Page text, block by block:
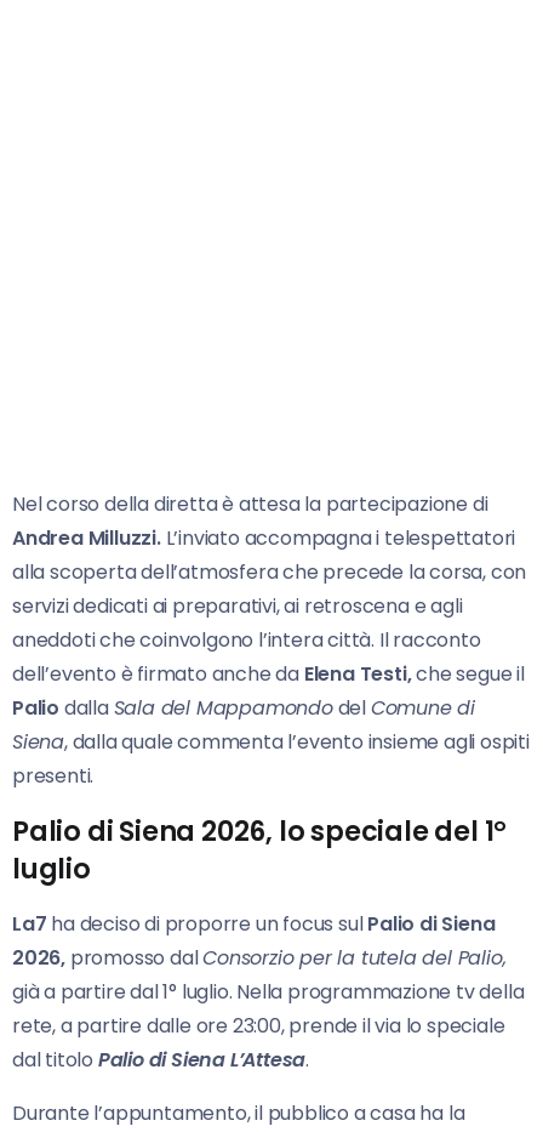
Nel corso della diretta è attesa la partecipazione di
Andrea Milluzzi.L’inviato accompagna i telespettatori
alla scoperta dell’atmosfera che precede la corsa, con
servizi dedicati ai preparativi, ai retroscena e agli
aneddoti che coinvolgono l’intera città. Il racconto
dell’evento è firmato anche da Elena Testi,che segue il
Palio dallaSala del MappamondodelComune di
Siena, dalla quale commenta l’evento insieme agli ospiti
presenti.
Palio di Siena 2026, lo speciale del 1°
luglio
La7 ha deciso di proporre un focus sulPalio di Siena
2026, promosso dalConsorzio per la tutela del Palio,
già a partire dal 1° luglio. Nella programmazione tv della
rete, a partire dalle ore 23:00, prende il via lo speciale
dal titolo Palio di Siena L’Attesa.
Durante l’appuntamento, il pubblico a casa ha la